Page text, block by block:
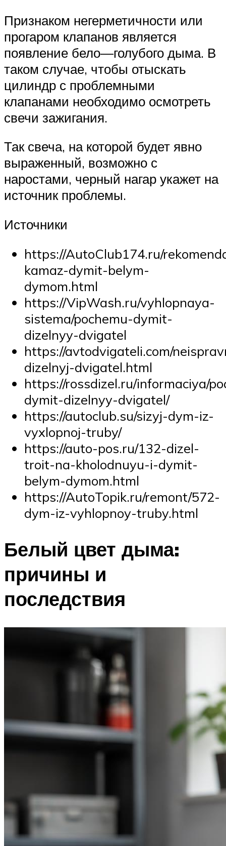
Признаком негерметичности или
прогаром клапанов является
появление бело—голубого дыма. В
таком случае, чтобы отыскать
цилиндр с проблемными
клапанами необходимо осмотреть
свечи зажигания.
Так свеча, на которой будет явно
выраженный, возможно с
наростами, черный нагар укажет на
источник проблемы.
Источники
https://AutoClub174.ru/
kamaz-dymit-belym-
dymom.html
https://VipWash.ru/vyhlopnaya-
sistema/pochemu-dymit-
dizelnyy-dvigatel
https://avtodvigateli.com/
dizelnyj-dvigatel.html
https://rossdizel.ru/informaciya/
dymit-dizelnyy-dvigatel/
https://autoclub.su/sizyj-dym-iz-
vyxlopnoj-truby/
https://auto-pos.ru/132-dizel-
troit-na-kholodnuyu-i-dymit-
belym-dymom.html
https://AutoTopik.ru/remont/572-
dym-iz-vyhlopnoy-truby.html
Белый цвет дыма:
причины и
последствия